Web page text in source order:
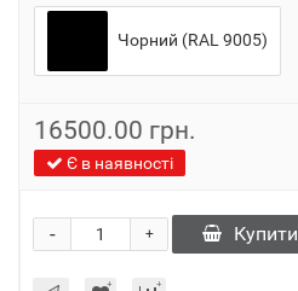
Чорний (RAL 9005)
16500.00 грн.
Є в наявності
+
- Купити